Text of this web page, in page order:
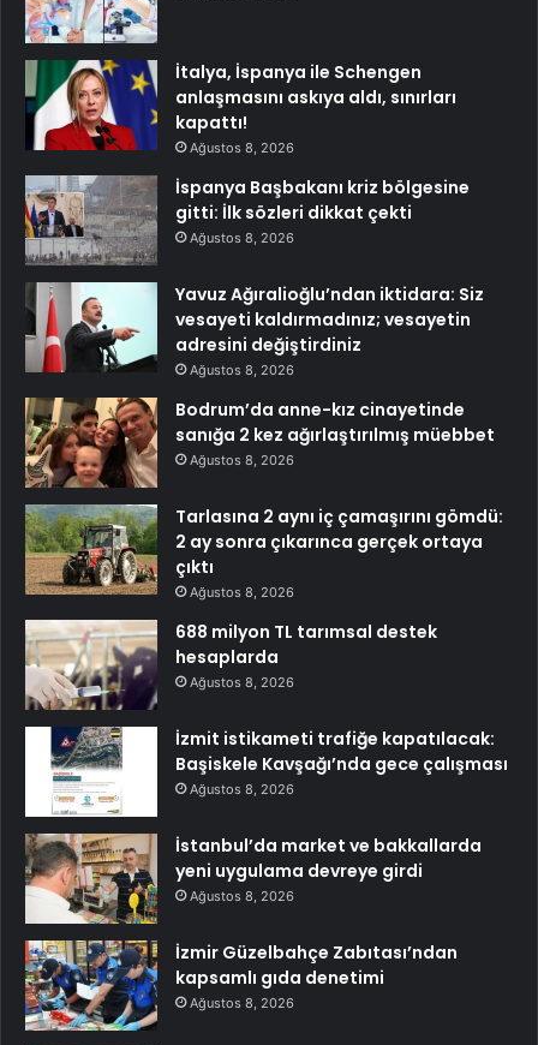
İtalya, İspanya ile Schengen
anlaşmasını askıya aldı, sınırları
kapattı!
Ağustos 8, 2026
İspanya Başbakanı kriz bölgesine
gitti: İlk sözleri dikkat çekti
Ağustos 8, 2026
Yavuz Ağıralioğlu’ndan iktidara: Siz
vesayeti kaldırmadınız; vesayetin
adresini değiştirdiniz
Ağustos 8, 2026
Bodrum’da anne-kız cinayetinde
sanığa 2 kez ağırlaştırılmış müebbet
Ağustos 8, 2026
Tarlasına 2 aynı iç çamaşırını gömdü:
2 ay sonra çıkarınca gerçek ortaya
çıktı
Ağustos 8, 2026
688 milyon TL tarımsal destek
hesaplarda
Ağustos 8, 2026
İzmit istikameti trafiğe kapatılacak:
Başiskele Kavşağı’nda gece çalışması
Ağustos 8, 2026
İstanbul’da market ve bakkallarda
yeni uygulama devreye girdi
Ağustos 8, 2026
İzmir Güzelbahçe Zabıtası’ndan
kapsamlı gıda denetimi
Ağustos 8, 2026